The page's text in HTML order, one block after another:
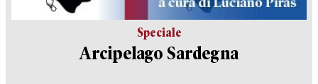
Speciale
Arcipelago Sardegna